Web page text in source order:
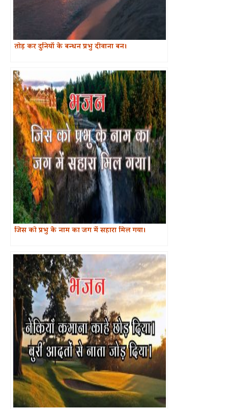
तोड़ कर दुनियाँ के बन्धन प्रभु दीवाना बन।
जिस को प्रभु के नाम का जग में सहारा मिल गया।